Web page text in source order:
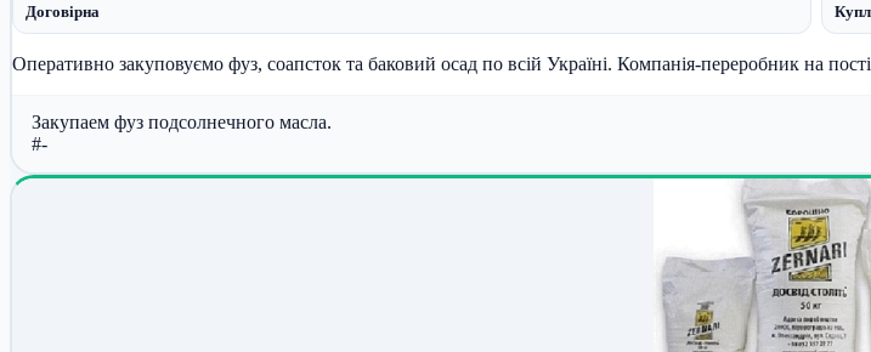
Договірна
Оперативно закуповуємо фуз, соапсток та
Закупаем фуз подсолнечного масла.
#-